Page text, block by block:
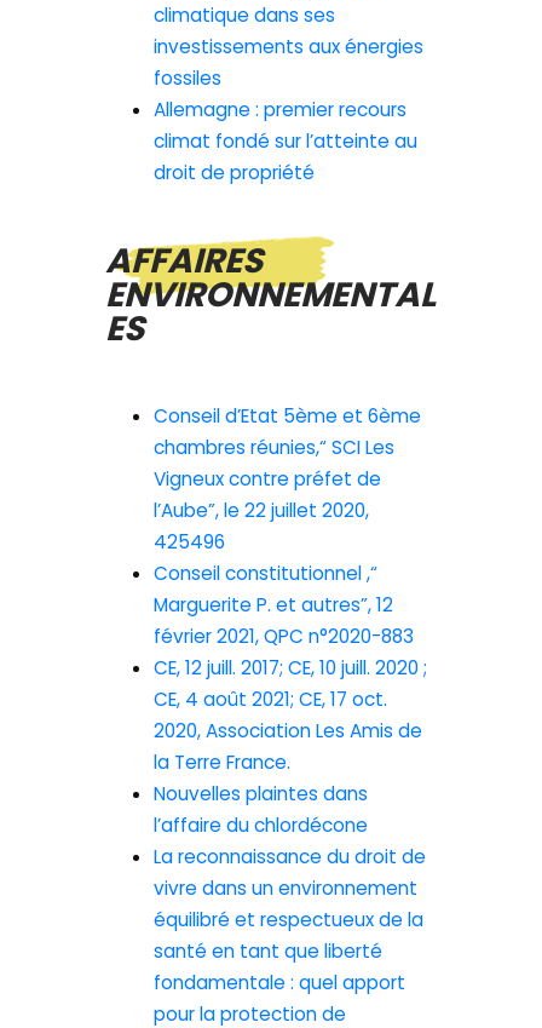
climatique dans ses
investissements aux énergies
fossiles
Allemagne : premier recours
climat fondé sur l’atteinte au
droit de propriété
AFFAIRES
ENVIRONNEMENTAL
ES
Conseil d’Etat 5ème et 6ème
chambres réunies,“ SCI Les
Vigneux contre préfet de
l’Aube”, le 22 juillet 2020,
425496
Conseil constitutionnel ,“
Marguerite P. et autres”, 12
février 2021, QPC n°2020-883
CE, 12 juill. 2017; CE, 10 juill. 2020 ;
CE, 4 août 2021; CE, 17 oct.
2020, Association Les Amis de
la Terre France.
Nouvelles plaintes dans
l’affaire du chlordécone
La reconnaissance du droit de
vivre dans un environnement
équilibré et respectueux de la
santé en tant que liberté
fondamentale : quel apport
pour la protection de